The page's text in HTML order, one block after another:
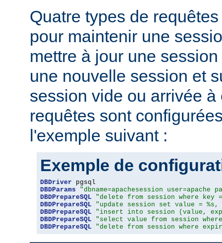
Quatre types de
pour maintenir une
mettre à jour une
une nouvelle session et
session vide ou arrivée
requêtes sont
l'exemple suivant :
Exemple de
DBDriver
DBDParams
"dbname=apachesession user=apache
DBDPrepareSQL "delete from session where key
DBDPrepareSQL "update session set value =
DBDPrepareSQL "insert into session (value,
DBDPrepareSQL "select value from session
DBDPrepareSQL "delete from session where